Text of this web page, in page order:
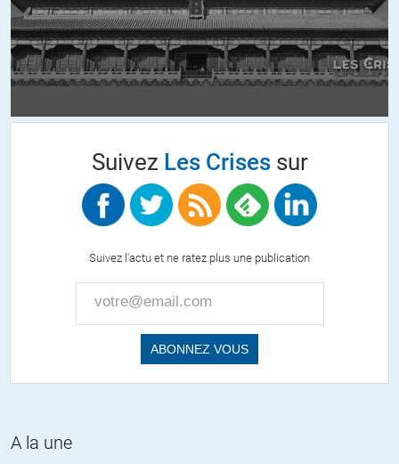
Suivez Les Crisessur
Suivez l'actu et ne ratez plus une publication
A la une